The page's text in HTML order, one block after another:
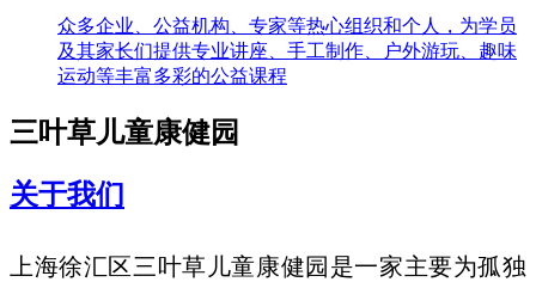
众多企业、公益机构、专家等热心组织和个人，为学员
及其家长们提供专业讲座、手工制作、户外游玩、趣味
运动等丰富多彩的公益课程
三叶草儿童康健园
关于我们
上海徐汇区三叶草儿童康健园是一家主要为孤独